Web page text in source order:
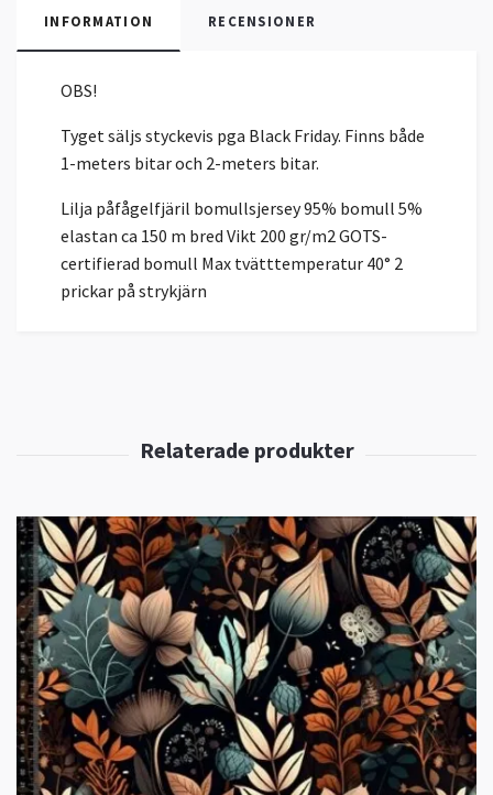
INFORMATION RECENSIONER
OBS!
Tyget säljs styckevis pga Black Friday. Finns både
1-meters bitar och 2-meters bitar.
Lilja påfågelfjäril bomullsjersey 95% bomull 5%
elastan ca 150 m bred Vikt 200 gr/m2 GOTS-
certifierad bomull Max tvätttemperatur 40° 2
prickar på strykjärn